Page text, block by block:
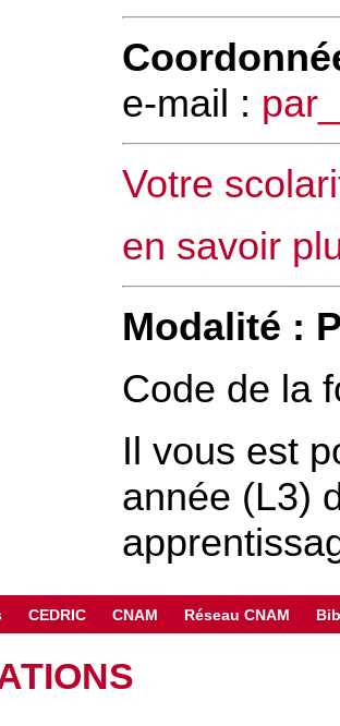
e-mail :
Votre
en savoir
Modalité :
Code de la
Il vous est
année (L3)
CEDRIC CNAM Réseau CNAM